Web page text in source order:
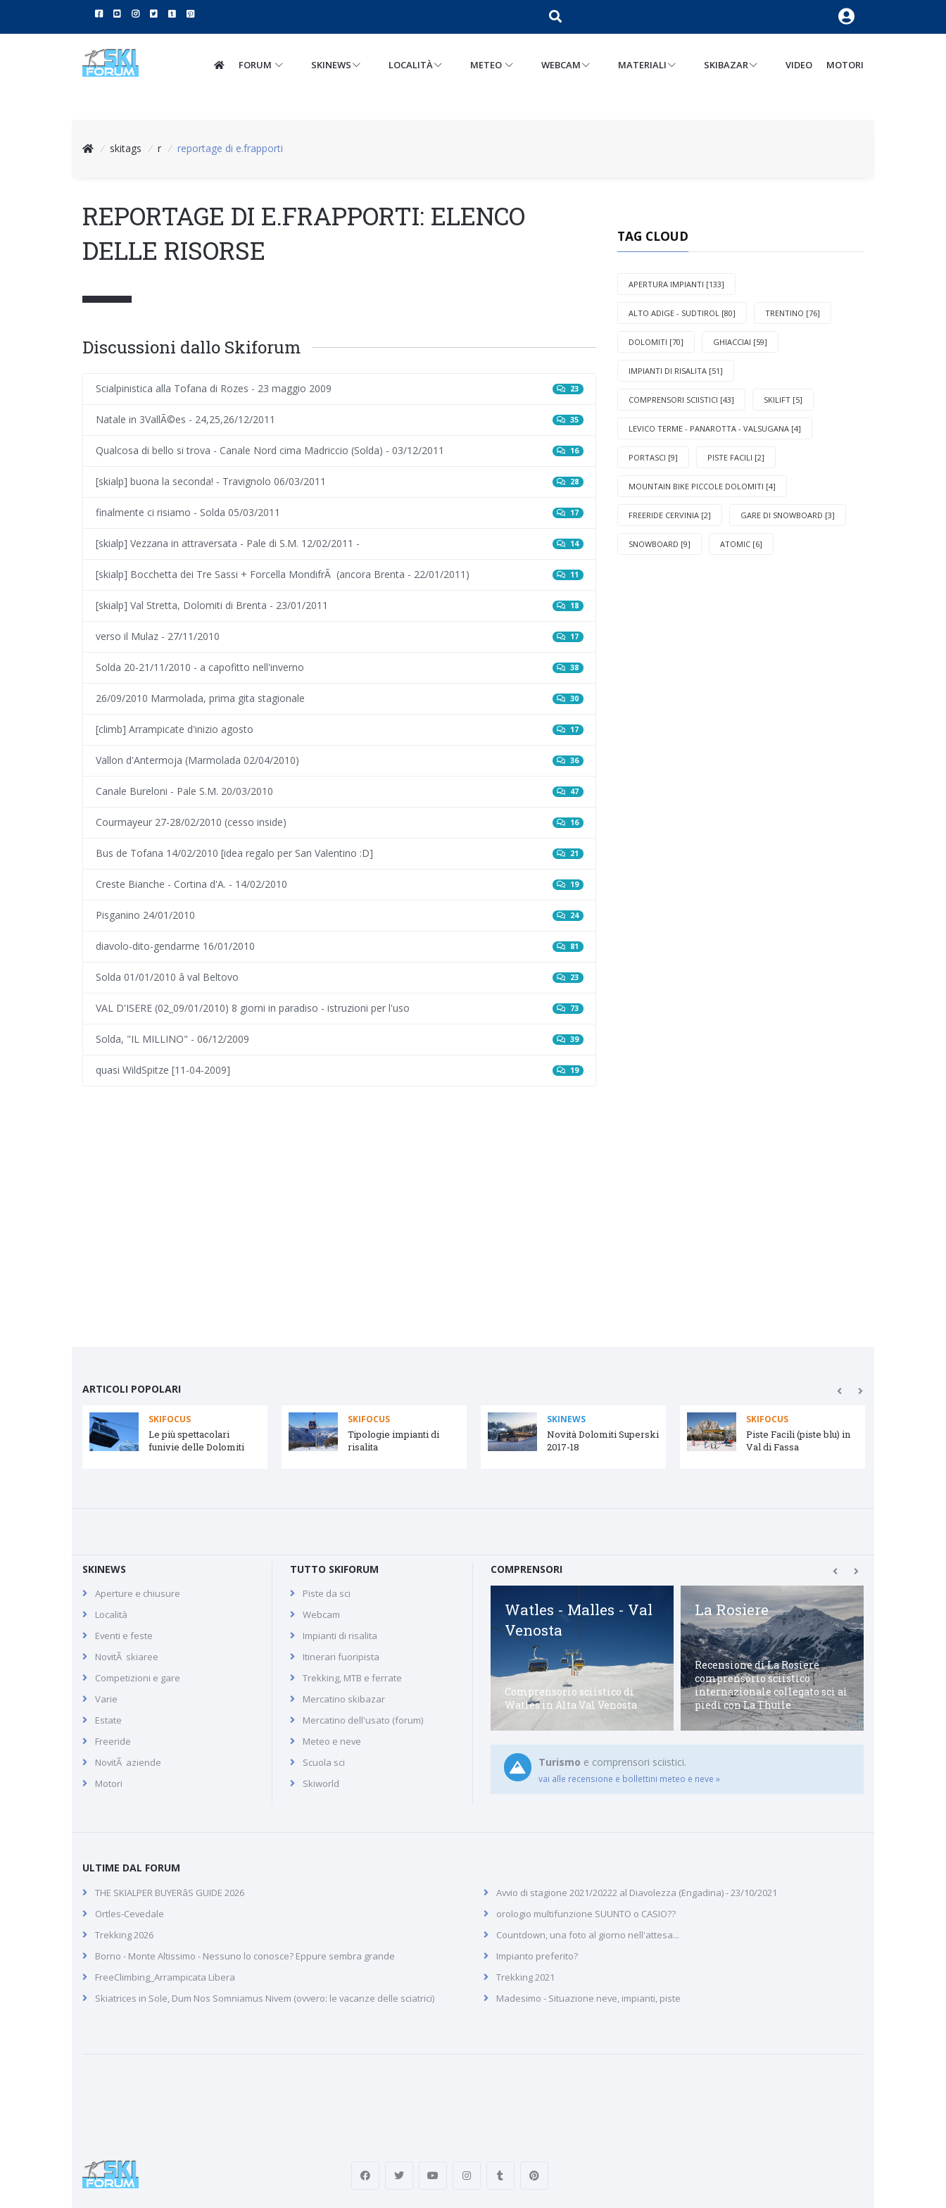
FORUM SKINEWS LOCALITÀ METEO WEBCAM MATERIALI SKIBAZAR VIDEO MOTORI
/ skitags / r / reportage di e.frapporti
REPORTAGE DI E.FRAPPORTI: ELENCO
DELLE RISORSE
Discussioni dallo Skiforum
Scialpinistica alla Tofana di Rozes - 23 maggio 2009 23
Natale in 3VallÃ©es - 24,25,26/12/2011 35
Qualcosa di bello si trova - Canale Nord cima Madriccio (Solda) - 03/12/2011 16
[skialp] buona la seconda! - Travignolo 06/03/2011 28
finalmente ci risiamo - Solda 05/03/2011 17
[skialp] Vezzana in attraversata - Pale di S.M. 12/02/2011 - 14
[skialp] Bocchetta dei Tre Sassi + Forcella MondifrÃ (ancora Brenta - 22/01/2011) 11
[skialp] Val Stretta, Dolomiti di Brenta - 23/01/2011 18
verso il Mulaz - 27/11/2010 17
Solda 20-21/11/2010 - a capofitto nell'inverno 38
26/09/2010 Marmolada, prima gita stagionale 30
[climb] Arrampicate d'inizio agosto 17
Vallon d'Antermoja (Marmolada 02/04/2010) 36
Canale Bureloni - Pale S.M. 20/03/2010 47
Courmayeur 27-28/02/2010 (cesso inside) 16
Bus de Tofana 14/02/2010 [idea regalo per San Valentino :D] 21
Creste Bianche - Cortina d'A. - 14/02/2010 19
Pisganino 24/01/2010 24
diavolo-dito-gendarme 16/01/2010 81
Solda 01/01/2010 â val Beltovo 23
VAL D'ISERE (02_09/01/2010) 8 giorni in paradiso - istruzioni per l'uso 73
Solda, "IL MILLINO" - 06/12/2009 39
quasi WildSpitze [11-04-2009] 19
TAG CLOUD
APERTURA IMPIANTI [133]
ALTO ADIGE - SUDTIROL [80] TRENTINO [76]
DOLOMITI [70] GHIACCIAI [59]
IMPIANTI DI RISALITA [51]
COMPRENSORI SCIISTICI [43] SKILIFT [5]
LEVICO TERME - PANAROTTA - VALSUGANA [4]
PORTASCI [9] PISTE FACILI [2]
MOUNTAIN BIKE PICCOLE DOLOMITI [4]
FREERIDE CERVINIA [2] GARE DI SNOWBOARD [3]
SNOWBOARD [9] ATOMIC [6]
ARTICOLI POPOLARI
SKIFOCUS
Le più spettacolari
funivie delle Dolomiti
SKIFOCUS
Tipologie impianti di
risalita
SKINEWS
Novità Dolomiti Superski
2017-18
SKIFOCUS
Piste Facili (piste blu) in
Val di Fassa
SKINEWS
Aperture e chiusure
Località
Eventi e feste
NovitÃ skiaree
Competizioni e gare
Varie
Estate
Freeride
NovitÃ aziende
Motori
TUTTO SKIFORUM
Piste da sci
Webcam
Impianti di risalita
Itinerari fuoripista
Trekking, MTB e ferrate
Mercatino skibazar
Mercatino dell'usato (forum)
Meteo e neve
Scuola sci
Skiworld
COMPRENSORI
Monterosa Ski
Recensione del monterosa ski,
Fiorentini - Costa
d'Agra - Passo Coe
Comprensorio sciistico
skiarea di Folgaria
Watles - Malles - Val
Venosta
Comprensorio sciistico di
Watles in Alta Val Venosta
La Rosiere
Recensione di La Rosiere
comprensorio sciistico
internazionale collegato sci ai
piedi con La Thuile
Turismo e comprensori sciistici.
vai alle recensione e bollettini meteo e neve »
ULTIME DAL FORUM
THE SKIALPER BUYERâS GUIDE 2026
Ortles-Cevedale
Trekking 2026
Borno - Monte Altissimo - Nessuno lo conosce? Eppure sembra grande
FreeClimbing_Arrampicata Libera
Skiatrices in Sole, Dum Nos Somniamus Nivem (ovvero: le vacanze delle sciatrici)
Avvio di stagione 2021/20222 al Diavolezza (Engadina) - 23/10/2021
orologio multifunzione SUUNTO o CASIO??
Countdown, una foto al giorno nell'attesa...
Impianto preferito?
Trekking 2021
Madesimo - Situazione neve, impianti, piste